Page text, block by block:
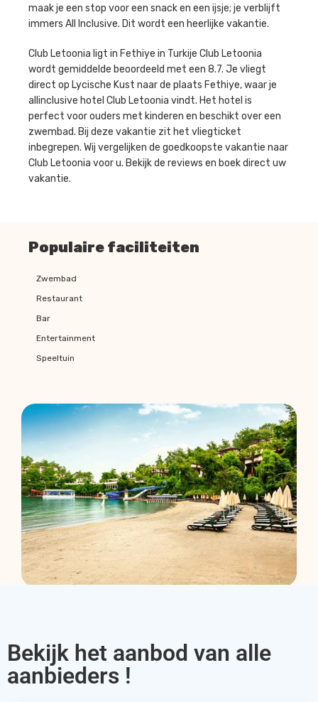
maak je een stop voor een snack en een ijsje; je verblijft
immers All Inclusive. Dit wordt een heerlijke vakantie.
Club Letoonia ligt in Fethiye in Turkije Club Letoonia
wordt gemiddelde beoordeeld met een 8.7. Je vliegt
direct op Lycische Kust naar de plaats Fethiye, waar je
allinclusive hotel Club Letoonia vindt. Het hotel is
perfect voor ouders met kinderen en beschikt over een
zwembad. Bij deze vakantie zit het vliegticket
inbegrepen. Wij vergelijken de goedkoopste vakantie naar
Club Letoonia voor u. Bekijk de reviews en boek direct uw
vakantie.
Populaire faciliteiten
Zwembad
Restaurant
Bar
Entertainment
Speeltuin
Bekijk het aanbod van alle
aanbieders !